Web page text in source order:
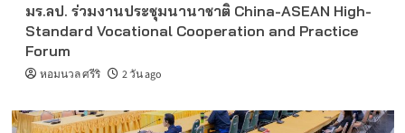
มร.ลป. ร่วมงานประชุมนานาชาติ China-ASEAN High-
Standard Vocational Cooperation and Practice
Forum
หอมนวล ศรีริ 2 วัน ago